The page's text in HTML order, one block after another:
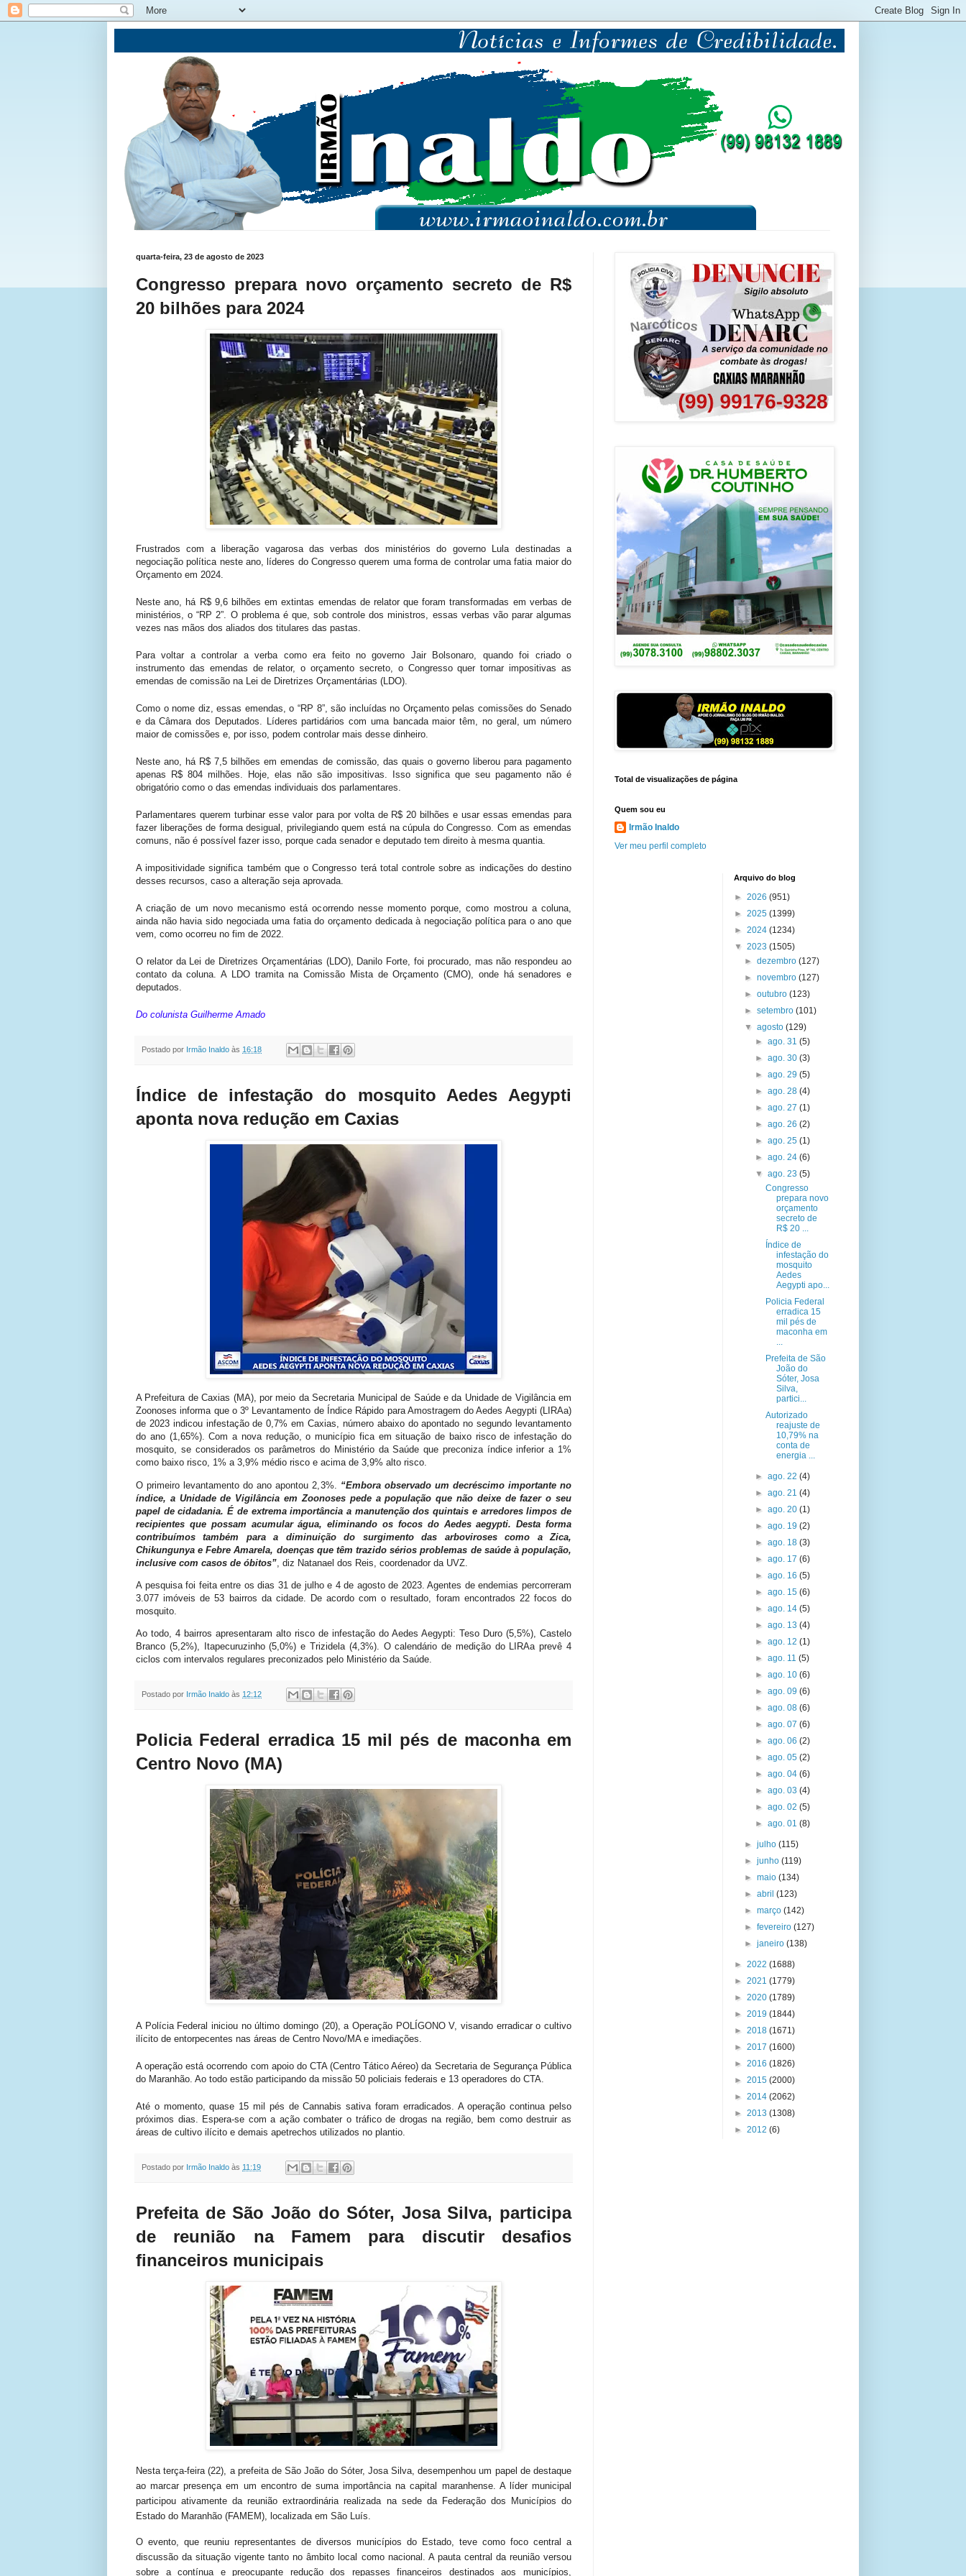
quarta-feira, 23 de agosto de 2023
Congresso prepara novo orçamento secreto de R$
20 bilhões para 2024
Frustrados com a liberação vagarosa das verbas dos ministérios do governo Lula destinadas a
negociação política neste ano, líderes do Congresso querem uma forma de controlar uma fatia maior do
Orçamento em 2024.
Neste ano, há R$ 9,6 bilhões em extintas emendas de relator que foram transformadas em verbas de
ministérios, o “RP 2”. O problema é que, sob controle dos ministros, essas verbas vão parar algumas
vezes nas mãos dos aliados dos titulares das pastas.
Para voltar a controlar a verba como era feito no governo Jair Bolsonaro, quando foi criado o
instrumento das emendas de relator, o orçamento secreto, o Congresso quer tornar impositivas as
emendas de comissão na Lei de Diretrizes Orçamentárias (LDO).
Como o nome diz, essas emendas, o “RP 8”, são incluídas no Orçamento pelas comissões do Senado
e da Câmara dos Deputados. Líderes partidários com uma bancada maior têm, no geral, um número
maior de comissões e, por isso, podem controlar mais desse dinheiro.
Neste ano, há R$ 7,5 bilhões em emendas de comissão, das quais o governo liberou para pagamento
apenas R$ 804 milhões. Hoje, elas não são impositivas. Isso significa que seu pagamento não é
obrigatório como o das emendas individuais dos parlamentares.
Parlamentares querem turbinar esse valor para por volta de R$ 20 bilhões e usar essas emendas para
fazer liberações de forma desigual, privilegiando quem está na cúpula do Congresso. Com as emendas
comuns, não é possível fazer isso, porque cada senador e deputado tem direito à mesma quantia.
A impositividade significa também que o Congresso terá total controle sobre as indicações do destino
desses recursos, caso a alteração seja aprovada.
A criação de um novo mecanismo está ocorrendo nesse momento porque, como mostrou a coluna,
ainda não havia sido negociada uma fatia do orçamento dedicada à negociação política para o ano que
vem, como ocorreu no fim de 2022.
O relator da Lei de Diretrizes Orçamentárias (LDO), Danilo Forte, foi procurado, mas não respondeu ao
contato da coluna. A LDO tramita na Comissão Mista de Orçamento (CMO), onde há senadores e
deputados.
Do colunista Guilherme Amado
Postado por Irmão Inaldo às 16:18
Índice de infestação do mosquito Aedes Aegypti
aponta nova redução em Caxias
A Prefeitura de Caxias (MA), por meio da Secretaria Municipal de Saúde e da Unidade de Vigilância em
Zoonoses informa que o 3º Levantamento de Índice Rápido para Amostragem do Aedes Aegypti (LIRAa)
de 2023 indicou infestação de 0,7% em Caxias, número abaixo do apontado no segundo levantamento
do ano (1,65%). Com a nova redução, o município fica em situação de baixo risco de infestação do
mosquito, se considerados os parâmetros do Ministério da Saúde que preconiza índice inferior a 1%
como baixo risco, 1% a 3,9% médio risco e acima de 3,9% alto risco.
O primeiro levantamento do ano apontou 2,3%. “Embora observado um decréscimo importante no
índice, a Unidade de Vigilância em Zoonoses pede a população que não deixe de fazer o seu
papel de cidadania. É de extrema importância a manutenção dos quintais e arredores limpos de
recipientes que possam acumular água, eliminando os focos do Aedes aegypti. Desta forma
contribuímos também para a diminuição do surgimento das arboviroses como a Zica,
Chikungunya e Febre Amarela, doenças que têm trazido sérios problemas de saúde à população,
inclusive com casos de óbitos” , diz Natanael dos Reis, coordenador da UVZ.
A pesquisa foi feita entre os dias 31 de julho e 4 de agosto de 2023. Agentes de endemias percorreram
3.077 imóveis de 53 bairros da cidade. De acordo com o resultado, foram encontrados 22 focos do
mosquito.
Ao todo, 4 bairros apresentaram alto risco de infestação do Aedes Aegypti: Teso Duro (5,5%), Castelo
Branco (5,2%), Itapecuruzinho (5,0%) e Trizidela (4,3%). O calendário de medição do LIRAa prevê 4
ciclos com intervalos regulares preconizados pelo Ministério da Saúde.
Postado por Irmão Inaldo às 12:12
Policia Federal erradica 15 mil pés de maconha em
Centro Novo (MA)
A Polícia Federal iniciou no último domingo (20), a Operação POLÍGONO V, visando erradicar o cultivo
ilícito de entorpecentes nas áreas de Centro Novo/MA e imediações.
A operação está ocorrendo com apoio do CTA (Centro Tático Aéreo) da Secretaria de Segurança Pública
do Maranhão. Ao todo estão participando da missão 50 policiais federais e 13 operadores do CTA.
Até o momento, quase 15 mil pés de Cannabis sativa foram erradicados. A operação continua pelso
próximos dias. Espera-se com a ação combater o tráfico de drogas na região, bem como destruir as
áreas de cultivo ilícito e demais apetrechos utilizados no plantio.
Postado por Irmão Inaldo às 11:19
Prefeita de São João do Sóter, Josa Silva, participa
de reunião na Famem para discutir desafios
financeiros municipais
Nesta terça-feira (22), a prefeita de São João do Sóter, Josa Silva, desempenhou um papel de destaque
ao marcar presença em um encontro de suma importância na capital maranhense. A líder municipal
participou ativamente da reunião extraordinária realizada na sede da Federação dos Municípios do
Estado do Maranhão (FAMEM), localizada em São Luís.
O evento, que reuniu representantes de diversos municípios do Estado, teve como foco central a
discussão da situação vigente tanto no âmbito local como nacional. A pauta central da reunião versou
sobre a contínua e preocupante redução dos repasses financeiros destinados aos municípios,
Total de visualizações de página
Quem sou eu
Irmão Inaldo
Ver meu perfil completo
Arquivo do blog
► 2026 (951)
► 2025 (1399)
► 2024 (1234)
▼ 2023 (1505)
►dezembro(127)
►novembro(127)
►outubro(123)
►setembro(101)
▼agosto(129)
► ago. 31 (5)
► ago. 30 (3)
► ago. 29 (5)
► ago. 28 (4)
► ago. 27 (1)
► ago. 26 (2)
► ago. 25 (1)
► ago. 24 (6)
▼ ago. 23 (5)
Congresso
prepara novo
orçamento
secreto de
R$ 20 ...
Índice de
infestação do
mosquito
Aedes
Aegypti apo...
Policia Federal
erradica 15
mil pés de
maconha em
...
Prefeita de São
João do
Sóter, Josa
Silva,
partici...
Autorizado
reajuste de
10,79% na
conta de
energia ...
► ago. 22 (4)
► ago. 21 (4)
► ago. 20 (1)
► ago. 19 (2)
► ago. 18 (3)
► ago. 17 (6)
► ago. 16 (5)
► ago. 15 (6)
► ago. 14 (5)
► ago. 13 (4)
► ago. 12 (1)
► ago. 11 (5)
► ago. 10 (6)
► ago. 09 (6)
► ago. 08 (6)
► ago. 07 (6)
► ago. 06 (2)
► ago. 05 (2)
► ago. 04 (6)
► ago. 03 (4)
► ago. 02 (5)
► ago. 01 (8)
►julho(115)
►junho(119)
►maio(134)
►abril(123)
►março(142)
►fevereiro(127)
►janeiro(138)
► 2022 (1688)
► 2021 (1779)
► 2020 (1789)
► 2019 (1844)
► 2018 (1671)
► 2017 (1600)
► 2016 (1826)
► 2015 (2000)
► 2014 (2062)
► 2013 (1308)
► 2012 (6)